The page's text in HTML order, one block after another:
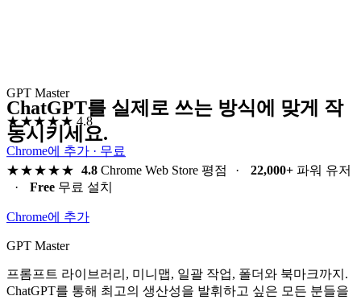
GPT Master
★★★★★ 4.8
Chrome에 추가 · 무료
ChatGPT를 실제로 쓰는 방식에 맞게 작
동시키세요.
★★★★★ 4.8Chrome Web Store 평점 · 22,000+파워 유저
·
Free 무료 설치
Chrome에 추가
GPT Master
프롬프트 라이브러리, 미니맵, 일괄 작업, 폴더와 북마크까지.
ChatGPT를 통해 최고의 생산성을 발휘하고 싶은 모든 분들을